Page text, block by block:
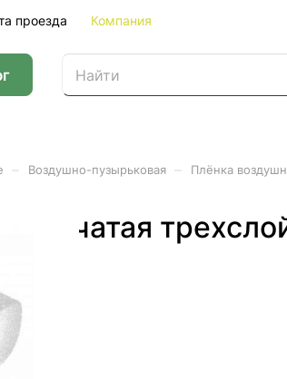
проезда Компания
Воздушно-пузырьковая Плёнка